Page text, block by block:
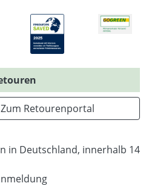
Zum Retourenportal
in Deutschland, innerhalb 14